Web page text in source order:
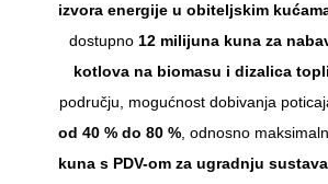
izvora energije u obiteljskim
dostupno 12 milijuna kuna za
kotlova na biomasu i dizalica
području, mogućnost dobivanja
od 40 % do 80 %, odnosno
kuna s PDV-om za ugradnju